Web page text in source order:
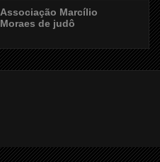
Associação Marcílio
Moraes de judô